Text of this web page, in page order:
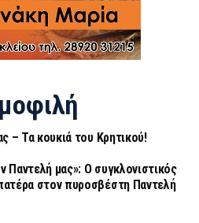
– Τα κουκιά του Κρητικού!
Παντελή μας»: Ο συγκλονιστικός
στον πυροσβέστη Παντελή